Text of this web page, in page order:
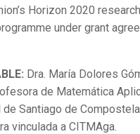
Horizon 2020
under grant
: Dra. María Dolores
de Matemática
Santiago de
vinculada a CITMAga.